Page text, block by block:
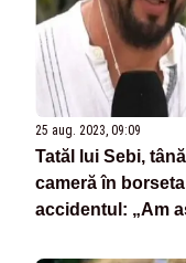
25 aug. 2023, 09:09
Tatăl lui Sebi,
cameră în
accidentul: „Am